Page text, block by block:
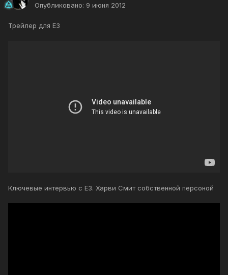
Опубликовано: 9 июня 2012
Трейлер для Е3
Ключевые интервью с Е3. Харви Смит собственной персоной